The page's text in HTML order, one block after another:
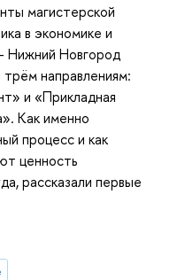
магистерской
в экономике и
Новгород
направлениям:
и «Прикладная
Как именно
процесс и как
ценность
рассказали первые